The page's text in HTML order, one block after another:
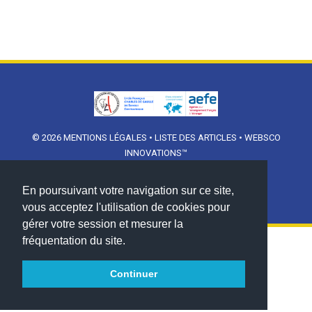
En poursuivant votre navigation sur ce site,
vous acceptez l'utilisation de cookies pour
gérer votre session et mesurer la
fréquentation du site.
Continuer
© 2026 MENTIONS LÉGALES • LISTE DES ARTICLES • WEBSCO
INNOVATIONS™